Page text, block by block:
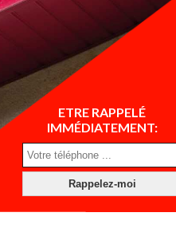
ETRE RAPPELÉ
IMMÉDIATEMENT: